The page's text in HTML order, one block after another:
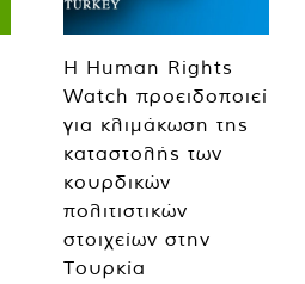
Η Human Rights
Watch προειδοποιεί
για κλιμάκωση της
καταστολής των
κουρδικών
πολιτιστικών
στοιχείων στην
Τουρκία